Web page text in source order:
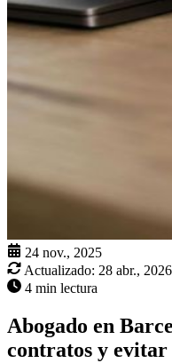
24 nov., 2025
Actualizado: 28 abr., 2026
4 min lectura
Abogado en
contratos y evitar